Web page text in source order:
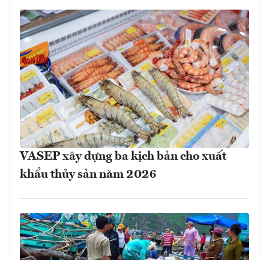
VASEP xây dựng ba kịch bản cho xuất
khẩu thủy sản năm 2026